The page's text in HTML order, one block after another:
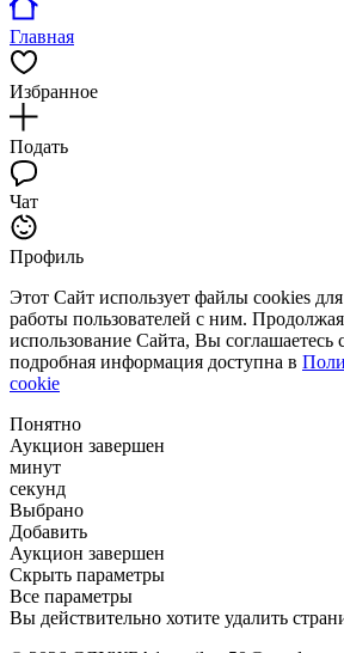
Главная
Избранное
Подать
Чат
Профиль
Этот Сайт использует файлы cookies
работы пользователей с ним.
использование Сайта, Вы соглашаетесь
подробная информация доступна в
cookie
Понятно
Аукцион завершен
минут
секунд
Выбрано
Добавить
Аукцион завершен
Скрыть параметры
Все параметры
Вы действительно хотите удалить